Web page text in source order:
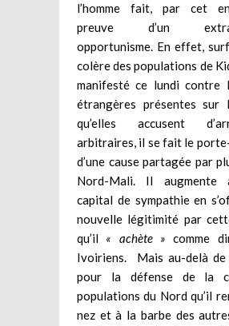
l’homme fait, par cet
preuve d’un
opportunisme. En effet,
colère des populations de
manifesté ce lundi contre
étrangères présentes sur
qu’elles accusent
arbitraires, il se fait le
d’une cause partagée par
Nord-Mali. Il augmente
capital de sympathie en
nouvelle légitimité par
qu’il « achète » comme
Ivoiriens. Mais au-delà
pour la défense de la
populations du Nord qu’il
nez et à la barbe des